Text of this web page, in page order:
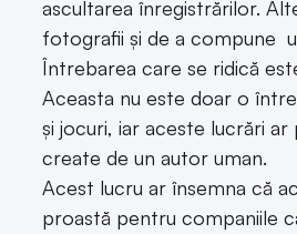
ascultarea înregistrărilor.
fotografii și de a compune
Întrebarea care se ridică
Aceasta nu este doar o
și jocuri, iar aceste lucrări
create de un autor uman.
Acest lucru ar însemna că
proastă pentru companiile